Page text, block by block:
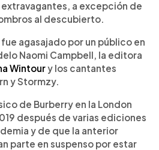
a excepción de
al descubierto.
agasajado por un público en
Naomi Campbell, la editora
Wintoury los cantantes
y Stormzy.
de Burberry en la London
después de varias ediciones
y de que la anterior
parte en suspenso por estar